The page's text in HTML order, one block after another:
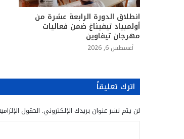
انطلاق الدورة الرابعة عشرة من
أولمبياد تيفيناغ ضمن فعاليات
مهرجان تيفاوين
أغسطس 6, 2026
اترك تعليقاً
لن يتم نشر عنوان بريدك الإلكتروني. الحقول